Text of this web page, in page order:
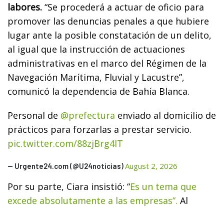
labores. “Se procederá a actuar de oficio para
promover las denuncias penales a que hubiere
lugar ante la posible constatación de un delito,
al igual que la instrucción de actuaciones
administrativas en el marco del Régimen de la
Navegación Marítima, Fluvial y Lacustre”,
comunicó la dependencia de Bahía Blanca.
Personal de @prefectura enviado al domicilio de
prácticos para forzarlas a prestar servicio.
pic.twitter.com/88zjBrg4lT
— Urgente24.com (@U24noticias)August 2, 2026
Por su parte, Ciara insistió: “Es un tema que
excede absolutamente a las empresas”. Al